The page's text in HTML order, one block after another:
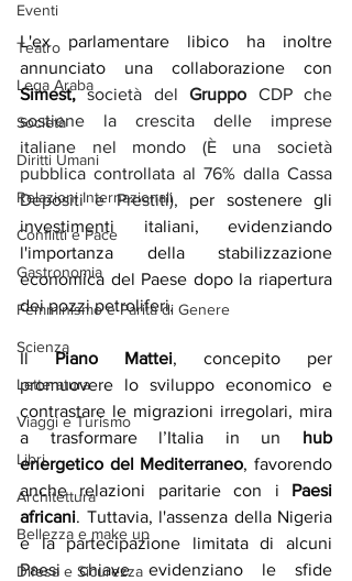
Eventi
Teatro
Lega Araba
Società
Diritti Umani
Relazioni Internazionali
Conflitti e Pace
Gastronomia
Femminismo e Parità di Genere
Scienza
Letteratura
Viaggi e Turismo
Libri
Architettura
Bellezza e make up
Difesa e Sicurezza
L'ex parlamentare libico ha inoltre
Simest, società del Gruppo CDP che
sostiene la crescita delle imprese
italiane nel mondo (È una società
pubblica controllata al 76% dalla Cassa
Depositi e Prestiti), per sostenere gli
investimenti italiani, evidenziando
l'importanza della stabilizzazione
economica del Paese dopo la riapertura
dei pozzi petroliferi​.
Il Piano Mattei, concepito per
promuovere lo sviluppo economico e
contrastare le migrazioni irregolari, mira
a trasformare l’Italia in un hub
energetico del Mediterraneo, favorendo
anche relazioni paritarie con i Paesi
africani. Tuttavia, l'assenza della Nigeria
e la partecipazione limitata di alcuni
Paesi chiave evidenziano le sfide